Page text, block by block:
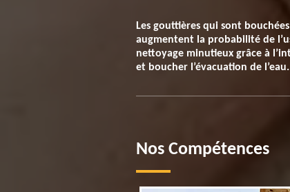
Les gouttières qui sont
augmentent la probabilité de
nettoyage minutieux grâce à
et boucher l’évacuation de
Nos Compétences